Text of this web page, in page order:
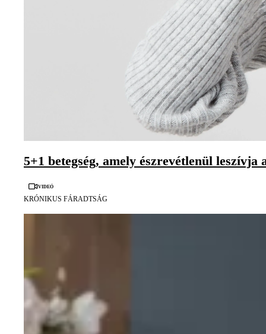
5+1 betegség, amely észrevétlenül leszívja
Videó
KRÓNIKUS FÁRADTSÁG